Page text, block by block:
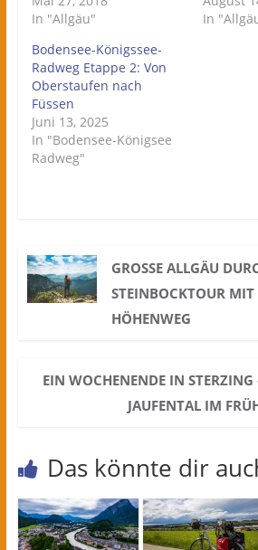
In "Allgäu"
In
Bodensee-Königssee-
Radweg Etappe 2: Von
Oberstaufen nach
Füssen
Juni 13, 2025
In "Bodensee-Königsee
Radweg"
GROSSE ALLGÄU
TEINBOCKTOUR MIT
ÖHENWEG
EIN WOCHENENDE IN STERZING
JAUFENTAL IM
Das könnte dir